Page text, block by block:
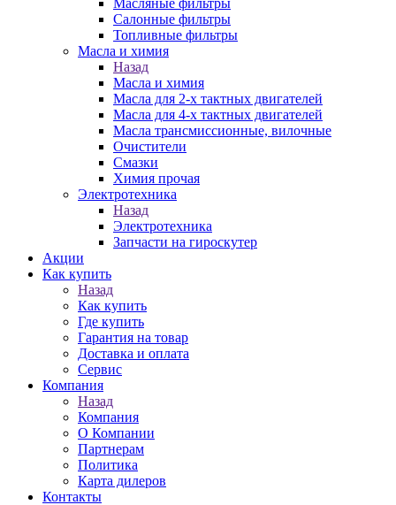
Масляные фильтры
Салонные фильтры
Топливные фильтры
Масла и химия
Назад
Масла и химия
Масла для 2-х тактных двигателей
Масла для 4-х тактных двигателей
Масла трансмиссионные, вилочные
Очистители
Смазки
Химия прочая
Электротехника
Назад
Электротехника
Запчасти на гироскутер
Акции
Как купить
Назад
Как купить
Где купить
Гарантия на товар
Доставка и оплата
Сервис
Компания
Назад
Компания
О Компании
Партнерам
Политика
Карта дилеров
Контакты